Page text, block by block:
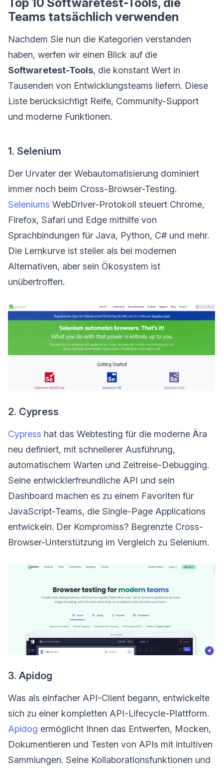
Teams tatsächlich verwenden
Nachdem Sie nun die Kategorien verstanden
haben, werfen wir einen Blick auf die
Softwaretest-Tools, die konstant Wert in
Tausenden von Entwicklungsteams liefern. Diese
Liste berücksichtigt Reife, Community-Support
und moderne Funktionen.
1. Selenium
Der Urvater der Webautomatisierung dominiert
immer noch beim Cross-Browser-Testing.
Seleniums WebDriver-Protokoll steuert Chrome,
Firefox, Safari und Edge mithilfe von
Sprachbindungen für Java, Python, C# und mehr.
Die Lernkurve ist steiler als bei modernen
Alternativen, aber sein Ökosystem ist
unübertroffen.
2. Cypress
Cypress hat das Webtesting für die moderne Ära
neu definiert, mit schnellerer Ausführung,
automatischem Warten und Zeitreise-Debugging.
Seine entwicklerfreundliche API und sein
Dashboard machen es zu einem Favoriten für
JavaScript-Teams, die Single-Page Applications
entwickeln. Der Kompromiss? Begrenzte Cross-
Browser-Unterstützung im Vergleich zu Selenium.
3. Apidog
Was als einfacher API-Client begann, entwickelte
sich zu einer kompletten API-Lifecycle-Plattform.
Apidog ermöglicht Ihnen das Entwerfen, Mocken,
Dokumentieren und Testen von APIs mit intuitiven
Sammlungen. Seine Kollaborationsfunktionen und